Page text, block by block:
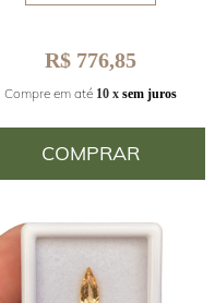
R$ 776,85
Compre em até 10 x sem juros
COMPRAR